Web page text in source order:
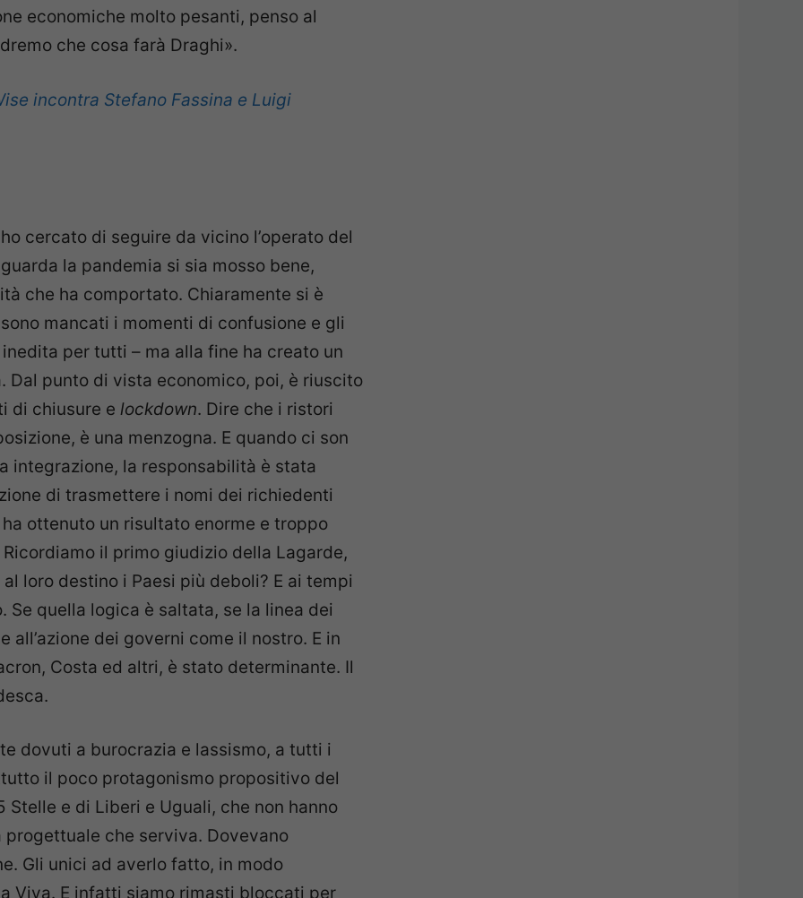
economiche molto pesanti, penso al
che cosa farà Draghi».
incontra Stefano Fassina e Luigi
cercato di seguire da vicino l’operato del
la pandemia si sia mosso bene,
che ha comportato. Chiaramente si è
mancati i momenti di confusione e gli
per tutti – ma alla fine ha creato un
Dal punto di vista economico, poi, è riuscito
di chiusure e lockdown. Dire che i ristori
è una menzogna. E quando ci son
integrazione, la responsabilità è stata
di trasmettere i nomi dei richiedenti
ottenuto un risultato enorme e troppo
il primo giudizio della Lagarde,
loro destino i Paesi più deboli? E ai tempi
Se quella logica è saltata, se la linea dei
dei governi come il nostro. E in
Costa ed altri, è stato determinante. Il
dovuti a burocrazia e lassismo, a tutti i
il poco protagonismo propositivo del
e di Liberi e Uguali, che non hanno
che serviva. Dovevano
Gli unici ad averlo fatto, in modo
Viva. E infatti siamo rimasti bloccati per